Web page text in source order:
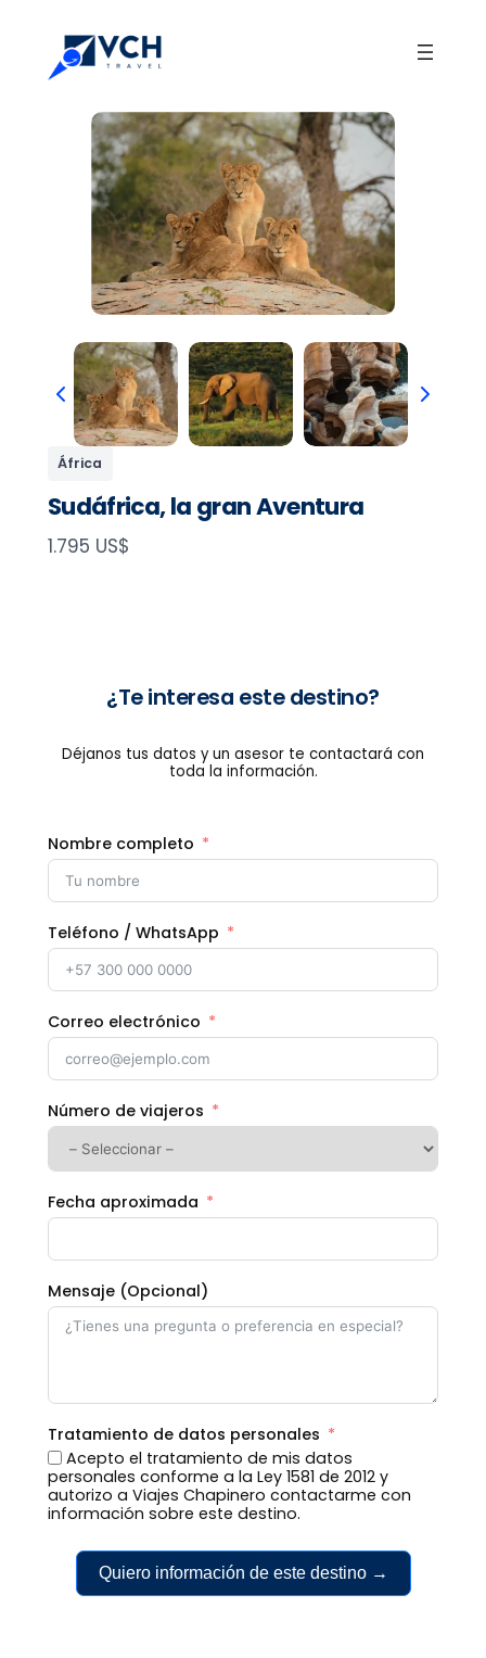
África
Sudáfrica, la gran Aventura
N
1.795 US$
¿Te interesa este destino?
Déjanos tus datos y un asesor te contactará con
toda la información.
Nombre completo
Teléfono / WhatsApp
Correo electrónico
Número de viajeros
Fecha aproximada
Mensaje (Opcional)
Tratamiento de datos personales
Acepto el tratamiento de mis datos
personales conforme a la Ley 1581 de 2012 y
autorizo a Viajes Chapinero contactarme con
información sobre este destino.
Quiero información de este destino →